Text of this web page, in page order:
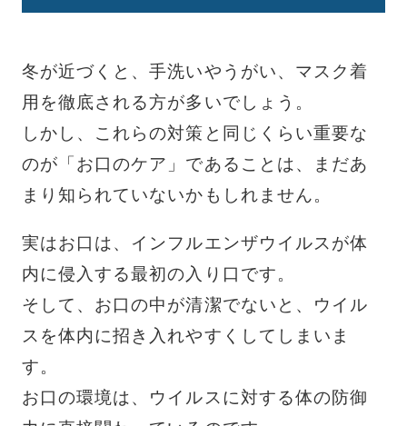
冬が近づくと、手洗いやうがい、マスク着
用を徹底される方が多いでしょう。
しかし、これらの対策と同じくらい重要な
のが「お口のケア」であることは、まだあ
まり知られていないかもしれません。
実はお口は、インフルエンザウイルスが体
内に侵入する最初の入り口です。
そして、お口の中が清潔でないと、ウイル
スを体内に招き入れやすくしてしまいま
す。
お口の環境は、ウイルスに対する体の防御